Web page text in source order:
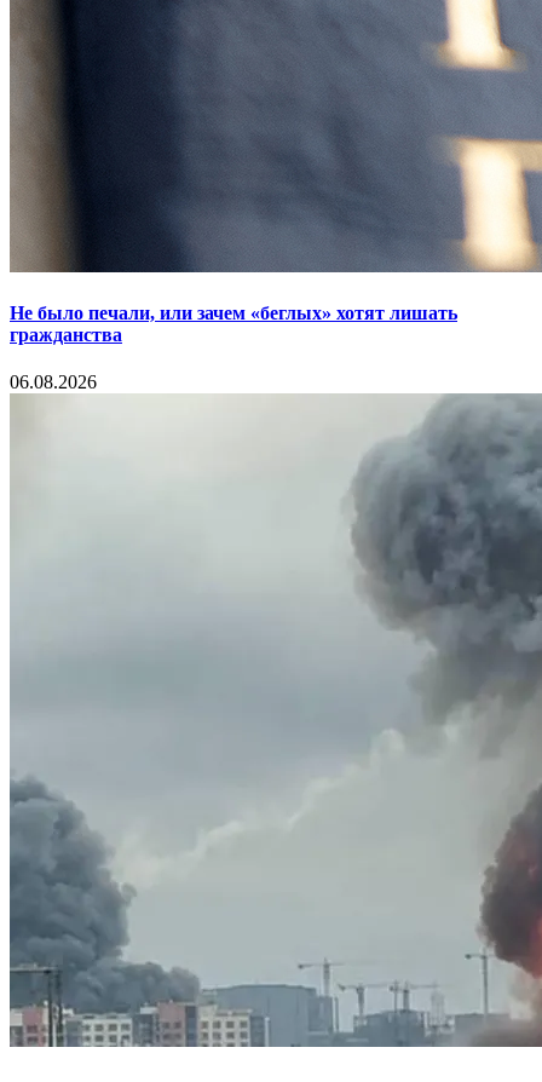
Не было печали, или зачем «беглых» хотят лишать
гражданства
06.08.2026